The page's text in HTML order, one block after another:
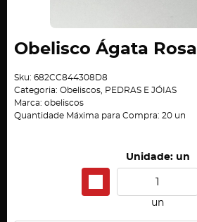
Obelisco Ágata Rosa
Sku: 682CC844308D8
Categoria: Obeliscos
PEDRAS E JÓIAS
Marca: obeliscos
Quantidade Máxima para Compra: 20 un
Unidade: un
un